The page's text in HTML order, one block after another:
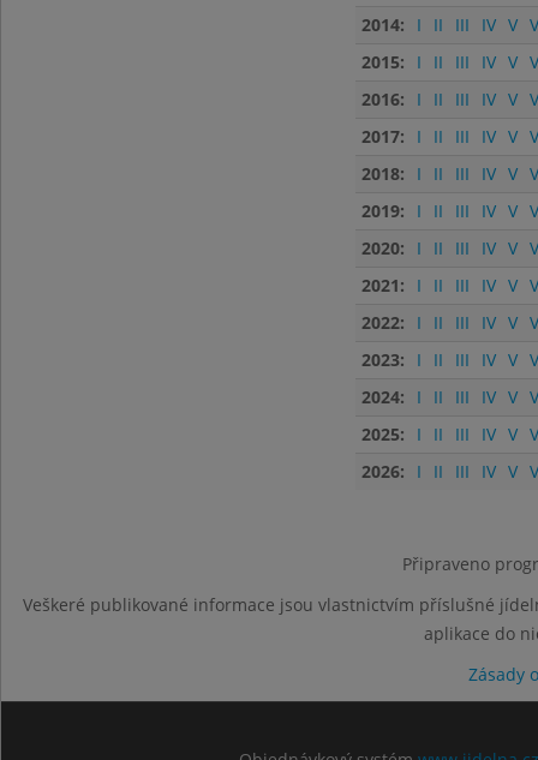
2014:
I II III IV V
2015:
I II III IV V
2016:
I II III IV V
2017:
I II III IV V
2018:
I II III IV V
2019:
I II III IV V
2020:
I II III IV V
2021:
I II III IV V
2022:
I II III IV V
2023:
I II III IV V
2024:
I II III IV V
2025:
I II III IV V
2026:
I II III IV V
Připraveno
Veškeré publikované informace jsou vlastnictvím příslušné
aplikace do
Zásady